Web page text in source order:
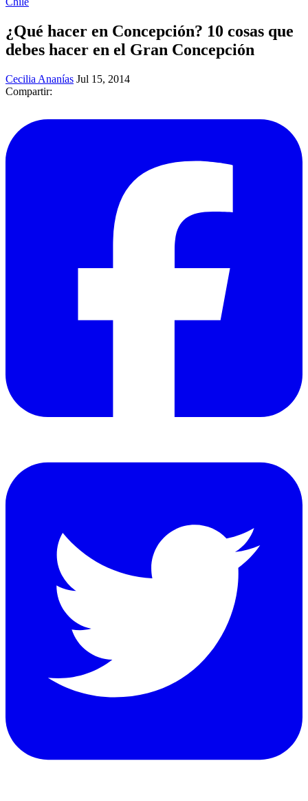
¿Qué hacer en Concepción? 10 cosas que
debes hacer en el Gran Concepción
Cecilia Ananías Jul 15, 2014
Compartir: